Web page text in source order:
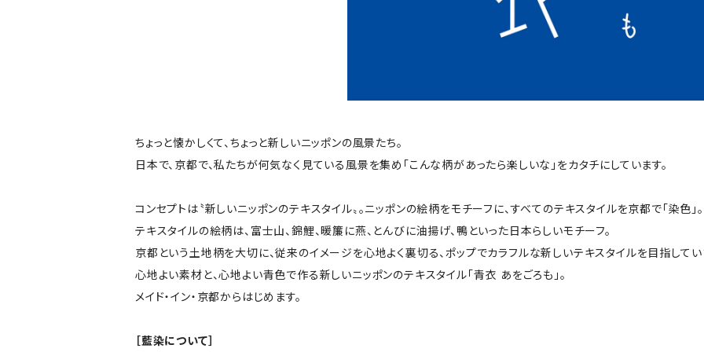
ちょっと懐かしくて、ちょっと新しいニッポンの風景たち。
日本で、京都で、私たちが何気なく見ている風景を集め「こんな柄があったら楽しいな」をカタチにしています。
コンセプトは〝新しいニッポンのテキスタイル〟。ニッポンの絵柄をモチーフに、すべてのテキスタイルを京都で「染色」。
テキスタイルの絵柄は、富士山、錦鯉、暖簾に燕、とんびに油揚げ、鴨といった日本らしいモチーフ。
京都という土地柄を大切に、従来のイメージを心地よく裏切る、ポップでカラフルな新しいテキスタイルを目指してい
心地よい素材と、心地よい青色で作る新しいニッポンのテキスタイル「青衣 あをごろも」。
メイド・イン・京都からはじめます。
［藍染について］